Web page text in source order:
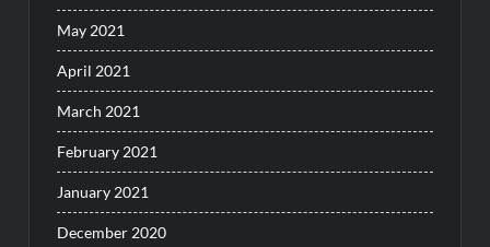
May 2021
April 2021
March 2021
February 2021
January 2021
December 2020